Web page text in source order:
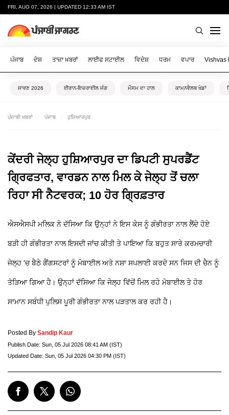
FRI, AUG 07, 2026 | UPDATED 12:33 AM IST
ਪੰਜਾਬ ਦੇਸ਼ ਤਾਜ਼ਾ ਖ਼ਬਰਾਂ ਲਾਈਫ ਸਟਾਈਲ ਵਿਦੇਸ਼ ਧਰਮ ਵਪਾਰ Vishvas
ਸਾਵਣ 2026 ਈਰਾਨ-ਇਜ਼ਰਾਈਲ ਜੰਗ ਮੌਸਮ ਦਾ ਹਾਲ ਕਾਮਨਵੈਲਥ ਖੇਡਾਂ
ਪੰਜਾਬੀ ਖ਼ਬਰਾਂ ਪੰਜਾਬ ਹੁਸ਼ਿਆਰਪੁਰ
ਕੇਂਦਰੀ ਜੇਲ੍ਹ ਹੁਸ਼ਿਆਰਪੁਰ ਦਾ ਡਿਪਟੀ ਸੁਪਰਡੈਂਟ
ਗ੍ਰਿਫਤਾਰ, ਵਾਰਡਨ ਨਾਲ ਮਿਲ ਕੇ ਜੇਲ੍ਹ ਤੋਂ ਚਲਾ
ਰਿਹਾ ਸੀ ਨੈਟਵਰਕ; 10 ਹੋਰ ਗ੍ਰਿਫ਼ਤਾਰ
ਐਸਐਸਪੀ ਮਲਿਕ ਨੇ ਦੱਸਿਆ ਕਿ ਉਨ੍ਹਾਂ ਨੇ ਇਸ ਕੇਸ ਨੂੰ ਗੰਭੀਰਤਾ ਨਾਲ ਲੈਂਦੇ ਹੋਏ
ਬੜੀ ਹੀ ਗੰਭੀਰਤਾ ਨਾਲ ਇਸਦੀ ਜਾਂਚ ਕੀਤੀ ਤੇ ਪਾਇਆ ਕਿ ਬਹੁਤ ਸਾਰੇ ਕਰਮਚਾਰੀ
ਜੇਲ੍ਹ 'ਚ ਬੈਠੇ ਗੈਂਗਸਟਰਾਂ ਨੂੰ ਮੋਬਾਈਲ ਅਤੇ ਨਸ਼ਾ ਸਪਲਾਈ ਕਰਦੇ ਸਨ ਜਿਸ ਦੀ ਚੈਨ ਨੂੰ
ਤੋੜਿਆ ਗਿਆ ਹੈ। ਉਨ੍ਹਾਂ ਦੱਸਿਆ ਕਿ ਜੇਲ੍ਹ ਵਿੱਚੋਂ ਮਿਲ ਰਹੇ ਮੋਬਾਈਲ ਤੇ ਹੋਰ
ਸਾਮਾਨ ਸਬੰਧੀ ਪੁਲਿਸ ਪੂਰੀ ਗੰਭੀਰਤਾ ਨਾਲ ਪੜਤਾਲ ਕਰ ਰਹੀ ਹੈ।
Posted By Sandip Kaur
Publish Date: Sun, 05 Jul 2026 08:41 AM (IST)
Updated Date: Sun, 05 Jul 2026 04:30 PM (IST)